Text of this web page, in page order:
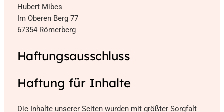
Hubert Mibes
Im Oberen Berg 77
67354 Römerberg
Haftungsausschluss
Haftung für Inhalte
Die Inhalte unserer Seiten wurden mit größter Sorgfalt